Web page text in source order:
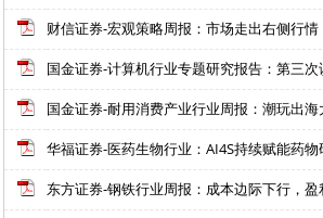
财信证券-宏观策略周报：市场走出右侧行
国金证券-计算机行业专题研究报告：第三次
国金证券-耐用消费产业行业周报：潮玩出
华福证券-医药生物行业：AI4S持续赋能药
东方证券-钢铁行业周报：成本边际下行，